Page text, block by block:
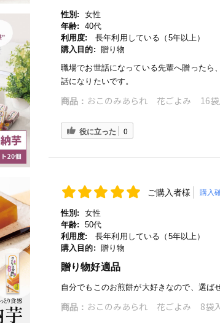
性別:
女性
年齢:
40代
利用度:
長年利用している（5年以上）
購入目的: 贈り物
職場でお世話になっている先輩へ贈ったら
話になりたいです。
商品： おこのみあられ 花ごよみ 16袋
役に立った 0
ご購入者様 購入
性別:
女性
年齢:
50代
利用度:
長年利用している（5年以上）
購入目的: 贈り物
贈り物好適品
自分でもこのお煎餅が大好きなので、選ば
商品： おこのみあられ 花ごよみ 8袋